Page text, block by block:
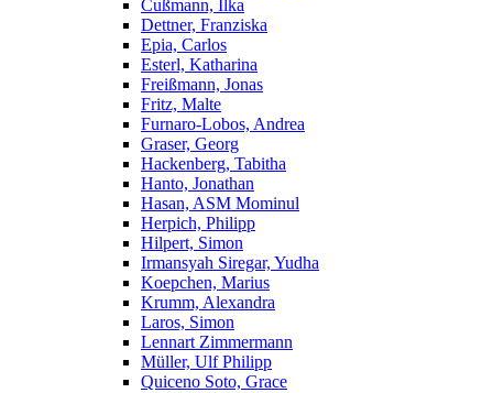
Cußmann, Ilka
Dettner, Franziska
Epia, Carlos
Esterl, Katharina
Freißmann, Jonas
Fritz, Malte
Furnaro-Lobos, Andrea
Graser, Georg
Hackenberg, Tabitha
Hanto, Jonathan
Hasan, ASM Mominul
Herpich, Philipp
Hilpert, Simon
Irmansyah Siregar, Yudha
Koepchen, Marius
Krumm, Alexandra
Laros, Simon
Lennart Zimmermann
Müller, Ulf Philipp
Quiceno Soto, Grace